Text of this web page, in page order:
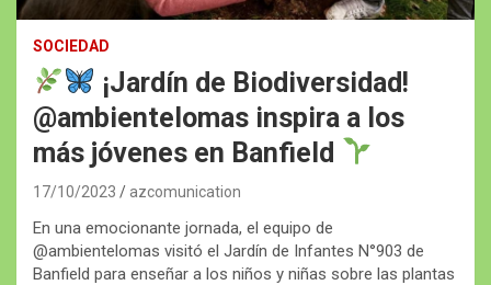
SOCIEDAD
¡Jardín de Biodiversidad!
@ambientelomas inspira a los
más jóvenes en Banfield
17/10/2023 azcomunication
En una emocionante jornada, el equipo de
@ambientelomas visitó el Jardín de Infantes N°903 de
Banfield para enseñar a los niños y niñas sobre las plantas